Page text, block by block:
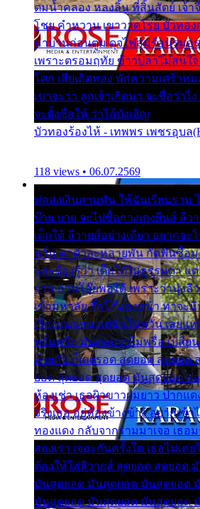
ตมน้ำคลอง หลงลิ้น ที่สิ้นสัตย์ เจ้า
โชย คำหวาน เขาวาดโรย บัวทอ
มาบานก่อนตูม ดุจไฟสุมร้อนรุมอุร
เพราะตรอมฤทัย ข้าวปลาไม่สนใ
โศก เสียเถิดทอง พักความเศร้าห
เขาจะว่า ลูกเจ้าเกิดมา จะชื่อว่าไ
จะตั้งชื่อให้ ว่าไอ้บังเอิญ
บัวทองร้องไห้ - เทพพร เพชรอุบล
118 views • 06.07.2569
พ่อส่งเงินสามพัน ให้ฉันเรียนราม
บ๊าย บาย จะไปซื้อกางเกงยีนส์ ลีว
เด็กใต้ ลีวายส์อย่างเดียว อยากจะ
หวั่น ตกตัวละหลายพัน กัดฟันซื้อม
และต้องรู้ว่า เด็กใต้ไม่ธรรมดา แ
ยวน กวนโอ๊ยพอได้ เพราะว่านุ่งลี
เข้ามหาลัย จิ๊กโก๊มองหน้า ท่าจะ
เรื่องแน่นอน แต่ฉันไม่หวั่น เลยแ
พรั่นพรือ มันตอบว่าไม่พรื่อ เปลี่ยน
ด้วยกัน ก็เลยรอด สุดยอด สุดยอด
ยอด สุดยอด สุดยอด มันสุดยอด แ
ห้องเช่า เธอผิวขาวผมยาว ปากแ
จริงเธอ อยู่ห้องข้างข้าง อยากเข้
ทองแดง กลับจากรามมาเจอ เธ
สองเรา เจอะกันครั้งใด เธอไม่เค
ต้องให้ใส่ลีวายส์ สุดยอด สุดยอด
มันสุดยอด มันสุดยอด มันสุดยอด
มันสุดยอด มันสุดยอด มันสุดยอด